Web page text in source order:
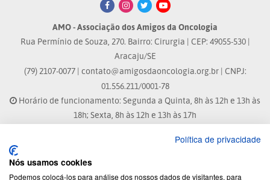
AMO - Associação dos Amigos da Oncologia
Rua Permínio de Souza, 270. Bairro: Cirurgia | CEP: 49055-530 |
Aracaju/SE
(79) 2107-0077 | contato@amigosdaoncologia.org.br| CNPJ:
01.556.211/0001-78
Horário de funcionamento: Segunda a Quinta, 8h às 12h e 13h às
18h; Sexta, 8h às 12h e 13h às 17h
Site atualizado em: 04/08/2026 às 10:33h
® Marca Registrada
Política de privacidade
Nós usamos cookies
Podemos colocá-los para análise dos nossos dados de visitantes, para